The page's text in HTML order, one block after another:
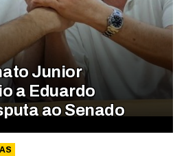
Junior
a Eduardo
ao Senado